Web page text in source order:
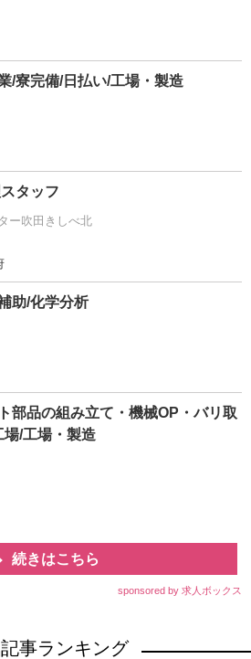
/寮完備/日払い/工場・製造
タッフ
ー吹田きしべ北
助/化学分析
部品の組み立て・機械OP・バリ取
場/工場・製造
続きはこちら
sponsored by 求人ボックス
事ランキング